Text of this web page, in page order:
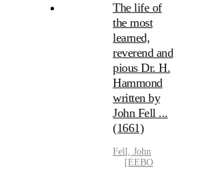
The life of
the most
learned,
reverend and
pious Dr. H.
Hammond
written by
John Fell ...
(1661)
Fell, John
[EEBO